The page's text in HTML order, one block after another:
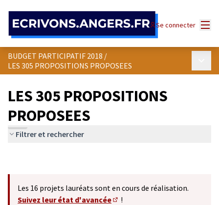
Se connecter
BUDGET PARTICIPATIF 2018 /
LES 305 PROPOSITIONS PROPOSEES
LES 305 PROPOSITIONS
PROPOSEES
Filtrer et rechercher
Les 16 projets lauréats sont en cours de réalisation.
Suivez leur état d'avancée
!